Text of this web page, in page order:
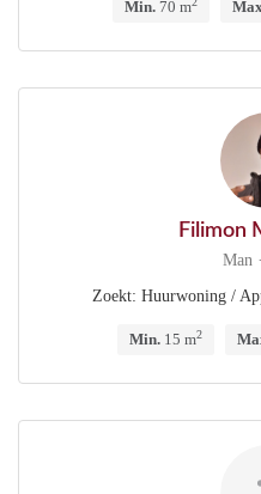
Min. 70 m
Filimon
Man
Zoekt: Huurwoning /
Min.15 m2